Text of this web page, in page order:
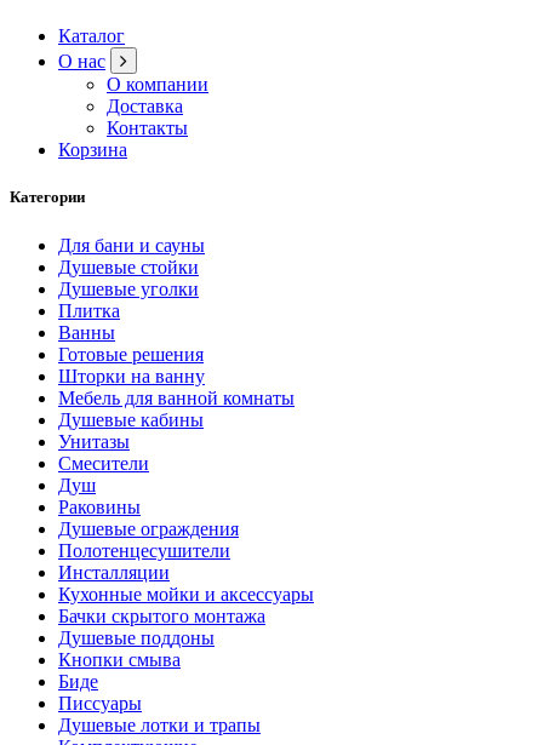
Каталог
О нас
О компании
Доставка
Контакты
Корзина
Категории
Для бани и сауны
Душевые стойки
Душевые уголки
Плитка
Ванны
Готовые решения
Шторки на ванну
Мебель для ванной комнаты
Душевые кабины
Унитазы
Смесители
Душ
Раковины
Душевые ограждения
Полотенцесушители
Инсталляции
Кухонные мойки и аксессуары
Бачки скрытого монтажа
Душевые поддоны
Кнопки смыва
Биде
Писсуары
Душевые лотки и трапы